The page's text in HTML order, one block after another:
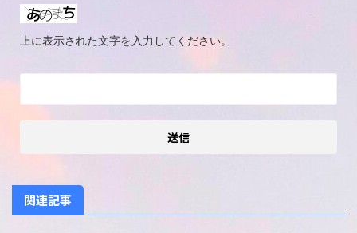
上に表示された文字を入力してください。
関連記事